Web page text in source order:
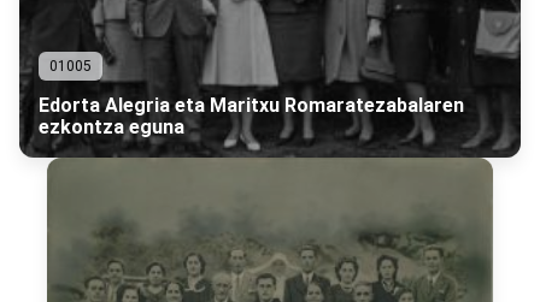
01005
Edorta Alegria eta Maritxu Romaratezabalaren
ezkontza eguna